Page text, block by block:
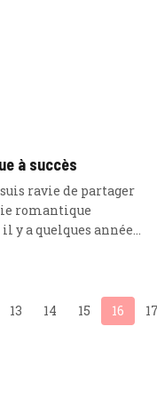
à succès
ravie de partager
romantique
y a quelques années,
13 14 15 16